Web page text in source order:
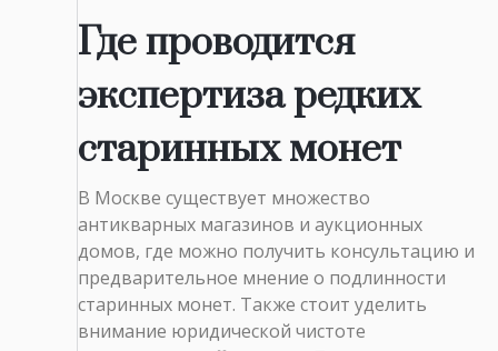
Где проводится
экспертиза редких
старинных монет
В Москве существует множество
антикварных магазинов и аукционных
домов, где можно получить консультацию и
предварительное мнение о подлинности
старинных монет. Также стоит уделить
внимание юридической чистоте